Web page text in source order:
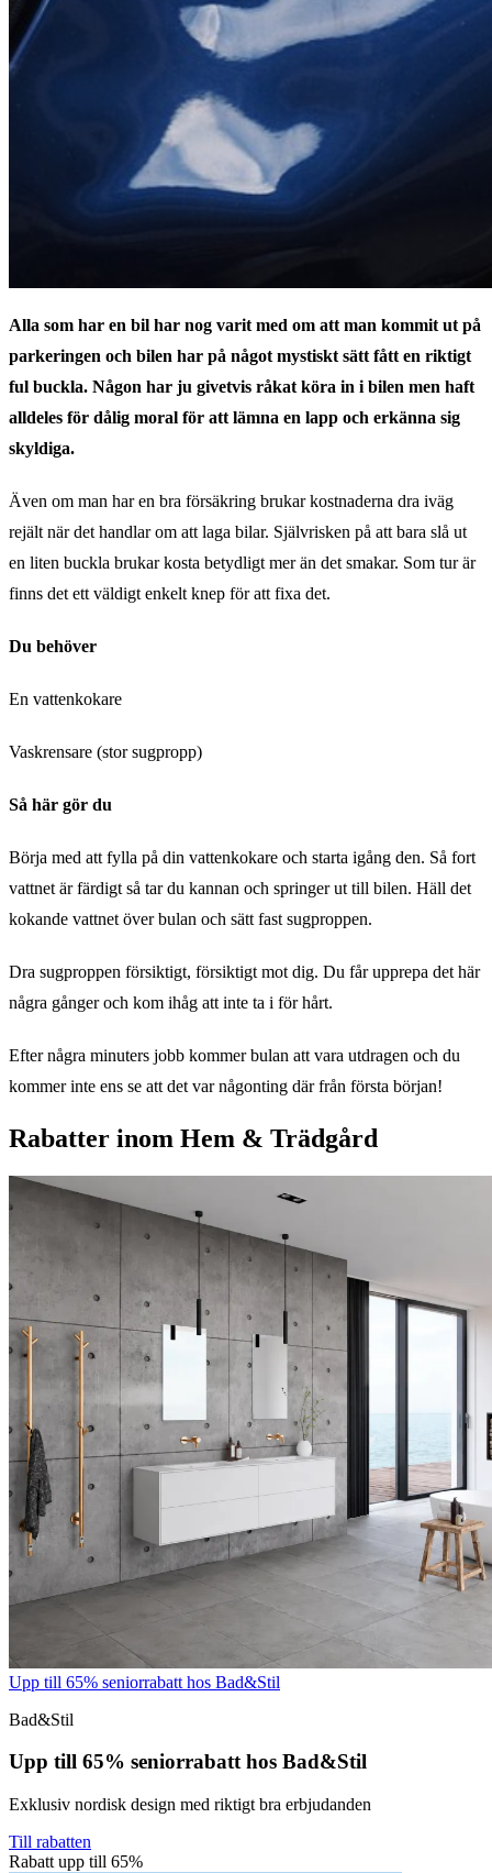
Alla som har en bil har nog varit med om att man kommit ut på
parkeringen och bilen har på något mystiskt sätt fått en riktigt
ful buckla. Någon har ju givetvis råkat köra in i bilen men haft
alldeles för dålig moral för att lämna en lapp och erkänna sig
skyldiga.
Även om man har en bra försäkring brukar kostnaderna dra iväg
rejält när det handlar om att laga bilar. Självrisken på att bara slå ut
en liten buckla brukar kosta betydligt mer än det smakar. Som tur är
finns det ett väldigt enkelt knep för att fixa det.
Du behöver
En vattenkokare
Vaskrensare (stor sugpropp)
Så här gör du
Börja med att fylla på din vattenkokare och starta igång den. Så fort
vattnet är färdigt så tar du kannan och springer ut till bilen. Häll det
kokande vattnet över bulan och sätt fast sugproppen.
Dra sugproppen försiktigt, försiktigt mot dig. Du får upprepa det här
några gånger och kom ihåg att inte ta i för hårt.
Efter några minuters jobb kommer bulan att vara utdragen och du
kommer inte ens se att det var någonting där från första början!
Rabatter inom Hem & Trädgård
Upp till 65% seniorrabatt hos Bad&Stil
Bad&Stil
Upp till 65% seniorrabatt hos Bad&Stil
Exklusiv nordisk design med riktigt bra erbjudanden
Till rabatten
Rabatt upp till 65%